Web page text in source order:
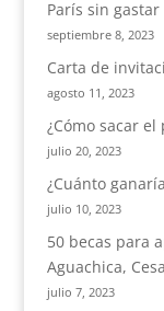
París sin
septiembre 8, 2023
Carta de
agosto 11, 2023
¿Cómo sacar
julio 20, 2023
¿Cuánto
julio 10, 2023
50 becas para
Aguachica,
julio 7, 2023